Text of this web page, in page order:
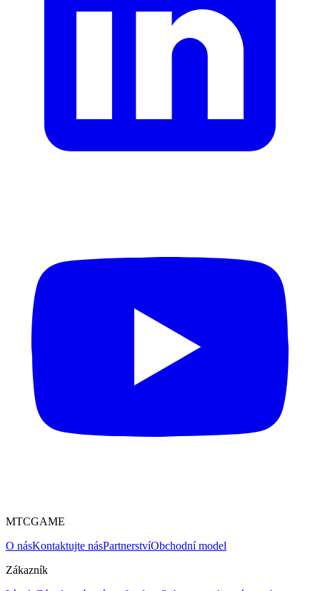
MTCGAME
O násKontaktujte násPartnerstvíObchodní model
Zákazník